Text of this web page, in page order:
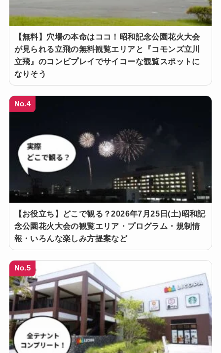
【無料】穴場の本命はココ！昭和記念公園花火大会
が見られる立飛の無料観覧エリアと『コモンズ立川
立飛』のコンビプレイでサイコーな観覧スポットに
なりそう
No.4
【お役立ち】どこで観る？2026年7月25日(土)昭和記
念公園花火大会の観覧エリア・プログラム・規制情
報・いろんな楽しみ方提案など
No.5